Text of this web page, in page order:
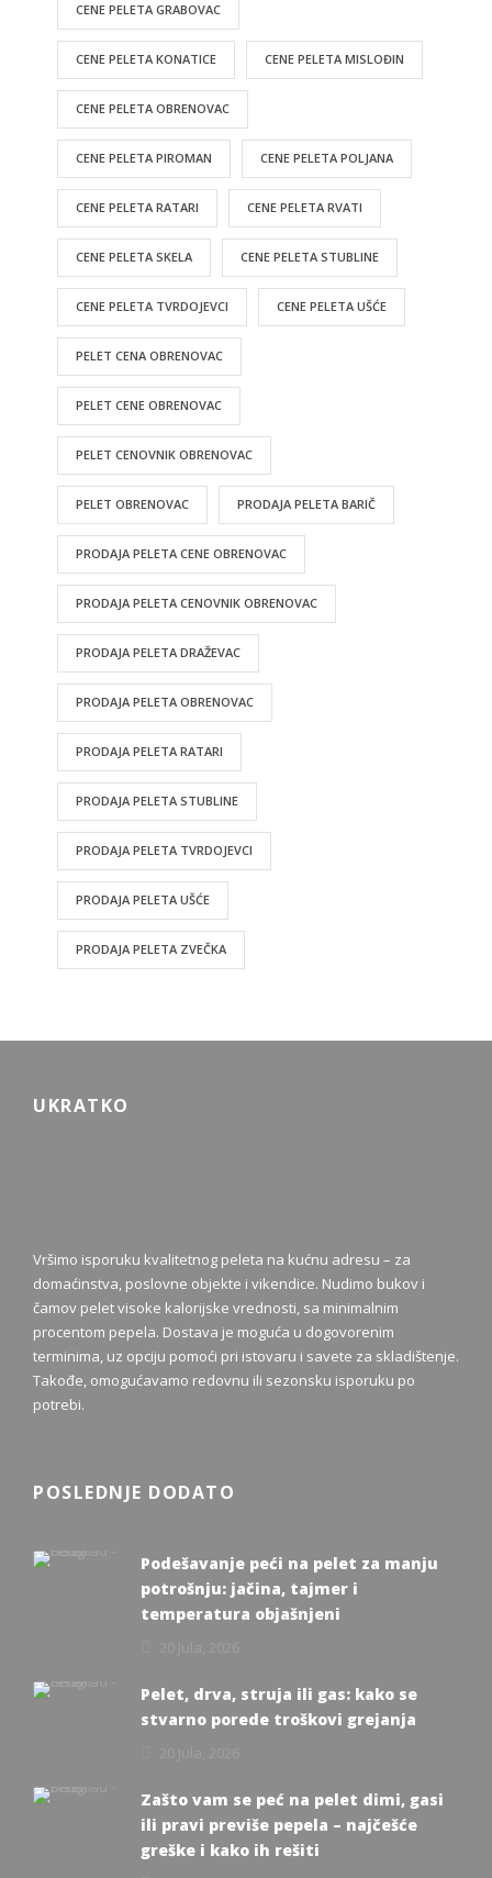
CENE PELETA GRABOVAC
CENE PELETA KONATICE CENE PELETA MISLOĐIN
CENE PELETA OBRENOVAC
CENE PELETA PIROMAN CENE PELETA POLJANA
CENE PELETA RATARI CENE PELETA RVATI
CENE PELETA SKELA CENE PELETA STUBLINE
CENE PELETA TVRDOJEVCI CENE PELETA UŠĆE
PELET CENA OBRENOVAC
PELET CENE OBRENOVAC
PELET CENOVNIK OBRENOVAC
PELET OBRENOVAC PRODAJA PELETA BARIČ
PRODAJA PELETA CENE OBRENOVAC
PRODAJA PELETA CENOVNIK OBRENOVAC
PRODAJA PELETA DRAŽEVAC
PRODAJA PELETA OBRENOVAC
PRODAJA PELETA RATARI
PRODAJA PELETA STUBLINE
PRODAJA PELETA TVRDOJEVCI
PRODAJA PELETA UŠĆE
PRODAJA PELETA ZVEČKA
UKRATKO
Vršimo isporuku kvalitetnog peleta na kućnu adresu – za
domaćinstva, poslovne objekte i vikendice. Nudimo bukov i
čamov pelet visoke kalorijske vrednosti, sa minimalnim
procentom pepela. Dostava je moguća u dogovorenim
terminima, uz opciju pomoći pri istovaru i savete za skladištenje.
Takođe, omogućavamo redovnu ili sezonsku isporuku po
potrebi.
POSLEDNJE DODATO
Podešavanje peći na pelet za manju
potrošnju: jačina, tajmer i
temperatura objašnjeni
Pelet, drva, struja ili gas: kako se
stvarno porede troškovi grejanja
Zašto vam se peć na pelet dimi, gasi
ili pravi previše pepela – najčešće
greške i kako ih rešiti